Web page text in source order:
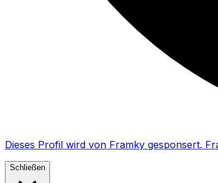
Dieses Profil wird von Framky gesponsert.
Schließen